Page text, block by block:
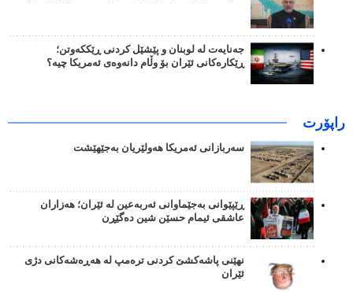
جەنایەت لە لوبنان و پێشێل کردنی ڕێککەوتن؛
ڕێکارەکانی ئێران بۆ وڵام دانەوەی ئەمریکا چیە؟
راپۆرت
سەربازانی ئەمریکا هەولێریان بەجێهێشت
ڕێپێوانی بەجێماوانی ئەربەعین لە ئێران؛ هەزاران
عاشقی ئیمام حسێن شین دەگێڕن
نهێنی پاشەکشێ کردنی ترەمپ لە هەڕەشەکانی دژی
ئێران